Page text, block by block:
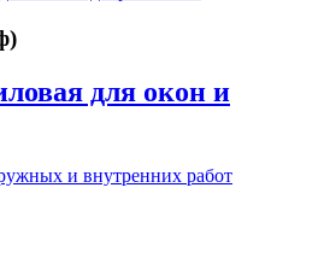
для окон и